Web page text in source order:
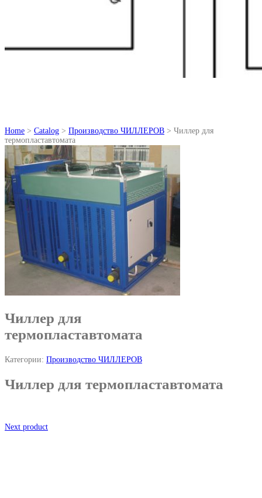
Home > Catalog > Производство ЧИЛЛЕРОВ > Чиллер для
термопластавтомата
Чиллер для
термопластавтомата
Категории: Производство ЧИЛЛЕРОВ
Чиллер для термопластавтомата
Next product